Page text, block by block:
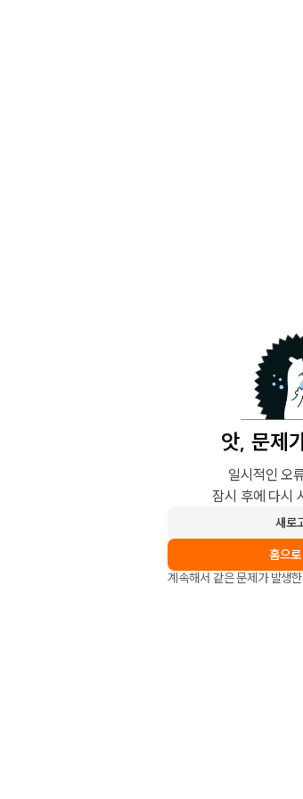
앗, 문제
일시적인 오
잠시 후에 다시
새로
홈으
계속해서 같은 문제가 발생